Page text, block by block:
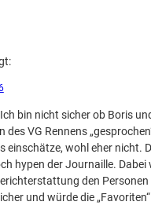
bin nicht sicher ob Boris
des VG Rennens
einschätze, wohl eher nicht.
hypen der Journaille. Dabei
den Personen
und würde die